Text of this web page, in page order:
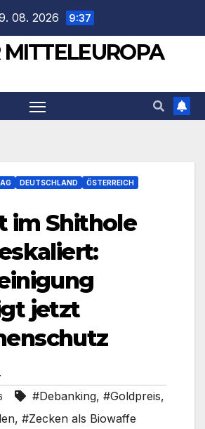
08. 2026 9:37
MITTELEUROPA
DEUTSCHLAND
ÖSTERREICH
im Shithole
jetzt
#Debanking, #Goldpreis,
, #Zecken als Biowaffe